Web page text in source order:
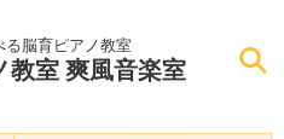
る脳育ピアノ教室
教室 爽風音楽室